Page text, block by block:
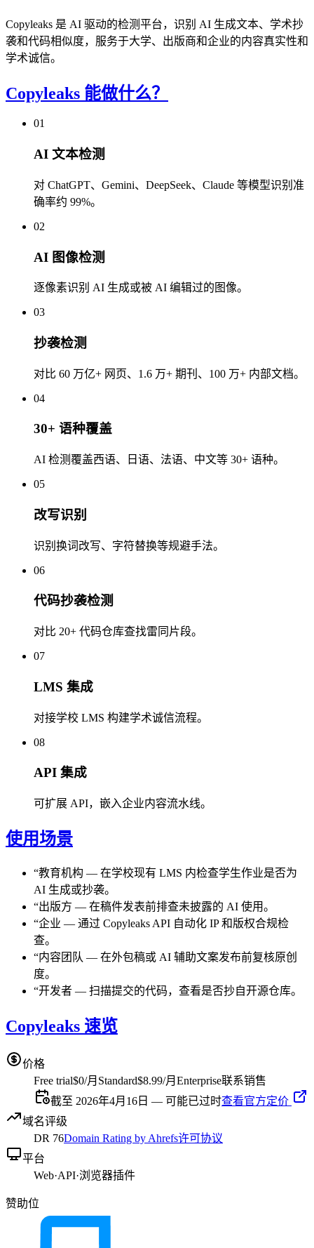
Copyleaks 是 AI 驱动的检测平台，识别 AI 生成文本、学术抄
袭和代码相似度，服务于大学、出版商和企业的内容真实性和
学术诚信。
Copyleaks 能做什么？
01
AI 文本检测
对 ChatGPT、Gemini、DeepSeek、Claude 等模型识别准
确率约 99%。
02
AI 图像检测
逐像素识别 AI 生成或被 AI 编辑过的图像。
03
抄袭检测
对比 60 万亿+ 网页、1.6 万+ 期刊、100 万+ 内部文档。
04
30+ 语种覆盖
AI 检测覆盖西语、日语、法语、中文等 30+ 语种。
05
改写识别
识别换词改写、字符替换等规避手法。
06
代码抄袭检测
对比 20+ 代码仓库查找雷同片段。
07
LMS 集成
对接学校 LMS 构建学术诚信流程。
08
API 集成
可扩展 API，嵌入企业内容流水线。
使用场景
“教育机构 — 在学校现有 LMS 内检查学生作业是否为
AI 生成或抄袭。
“出版方 — 在稿件发表前排查未披露的 AI 使用。
“企业 — 通过 Copyleaks API 自动化 IP 和版权合规检
查。
“内容团队 — 在外包稿或 AI 辅助文案发布前复核原创
度。
“开发者 — 扫描提交的代码，查看是否抄自开源仓库。
Copyleaks 速览
价格
Free trial$0/月 Standard$8.99/月 Enterprise联系销售
截至 2026年4月16日 — 可能已过时查看官方定价
域名评级
DR 76Domain Rating by Ahrefs许可协议
平台
Web·API·浏览器插件
赞助位